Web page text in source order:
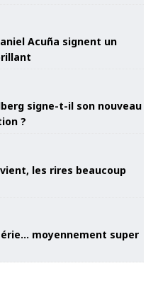
Acuña signent un
signe-t-il son nouveau
?
les rires beaucoup
moyennement super